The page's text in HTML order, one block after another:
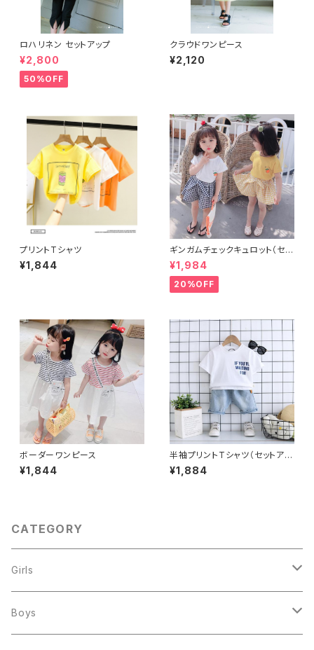
ロハリネン セットアップ
¥2,800
50%OFF
クラウドワンピース
¥2,120
プリントTシャツ
¥1,844
ギンガムチェックキュロット（セッ
トアップ）
¥1,984
20%OFF
ボーダーワンピース
¥1,844
半袖プリントTシャツ（セットアッ
プ）
¥1,884
CATEGORY
Girls
トップス
Boys